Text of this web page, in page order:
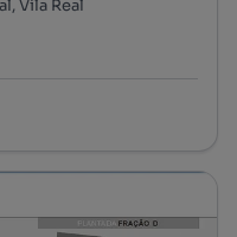
Vila Real